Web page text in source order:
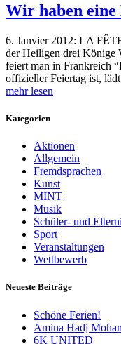
Wir haben
6. Janvier 2012: LA
der Heiligen drei Könige
feiert man in Frankreich
offizieller Feiertag ist,
mehr lesen
Kategorien
Aktionen
Allgemein
Fremdsprachen
Kunst
MINT
Musik
Schüler- und
Sport
Veranstaltungen
Wettbewerb
Neueste Beiträge
Schöne Ferien!
Amina Hadj
6K UNITED